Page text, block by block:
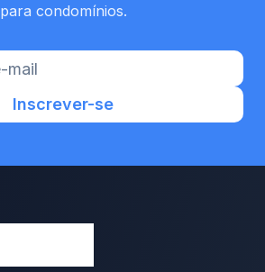
para condomínios.
Inscrever-se